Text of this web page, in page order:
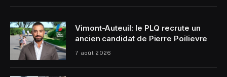
Vimont-Auteuil: le PLQ recrute un
ancien candidat de Pierre Poilievre
7 août 2026